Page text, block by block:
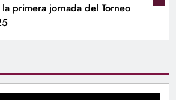
la primera jornada del Torneo